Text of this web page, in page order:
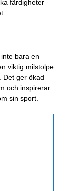
färdigheter
bara en
viktig milstolpe
Det ger ökad
och inspirerar
sin sport.